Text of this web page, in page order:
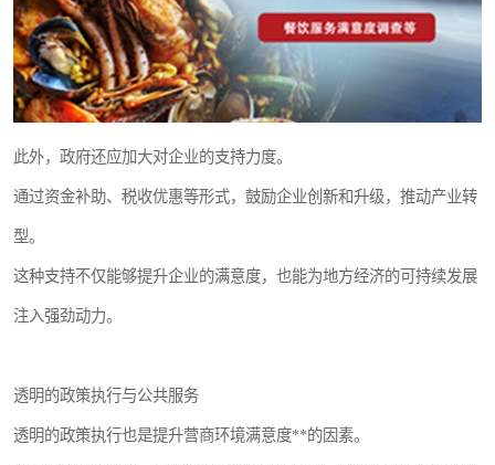
此外，政府还应加大对企业的支持力度。
通过资金补助、税收优惠等形式，鼓励企业创新和升级，推动产业转
型。
这种支持不仅能够提升企业的满意度，也能为地方经济的可持续发展
注入强劲动力。
透明的政策执行与公共服务
透明的政策执行也是提升营商环境满意度**的因素。